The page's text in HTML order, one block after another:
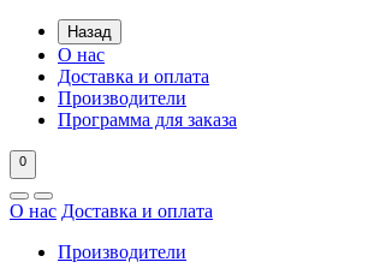
Назад
О нас
Доставка и оплата
Производители
Программа для заказа
0
О нас Доставка и оплата
Производители